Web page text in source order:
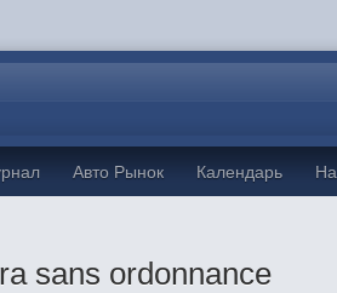
Авто Рынок Календарь
sans ordonnance